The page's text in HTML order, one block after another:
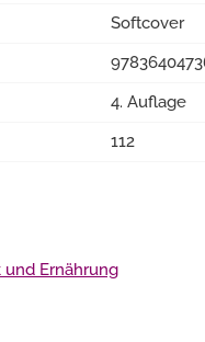
Softcover
4. Auflage
112
und Ernährung